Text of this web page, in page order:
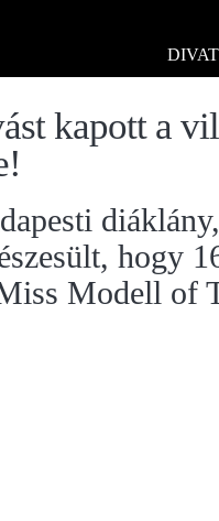
DIVAT
kapott a
hogy
Modell of